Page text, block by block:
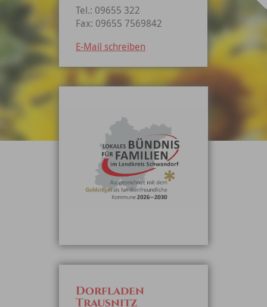
Tel.: 09655 322
Fax: 09655 7569842
E-Mail schreiben
Dorfladen
Trausnitz